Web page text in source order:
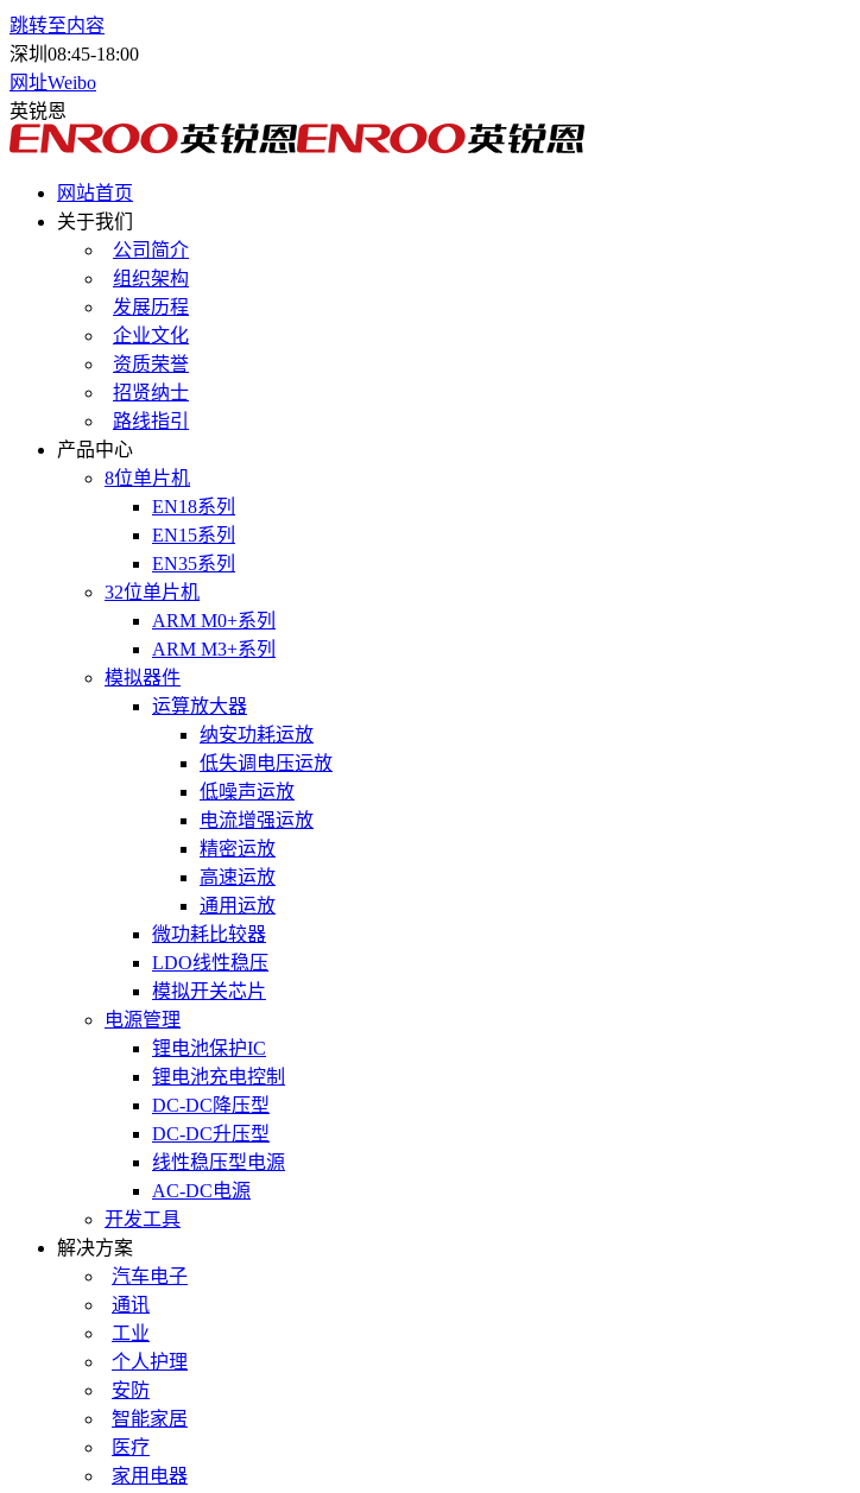
跳转至内容
深圳 08:45-18:00
网址Weibo
英锐恩
网站首页
关于我们
公司简介
组织架构
发展历程
企业文化
资质荣誉
招贤纳士
路线指引
产品中心
8位单片机
EN18系列
EN15系列
EN35系列
32位单片机
ARM M0+系列
ARM M3+系列
模拟器件
运算放大器
纳安功耗运放
低失调电压运放
低噪声运放
电流增强运放
精密运放
高速运放
通用运放
微功耗比较器
LDO线性稳压
模拟开关芯片
电源管理
锂电池保护IC
锂电池充电控制
DC-DC降压型
DC-DC升压型
线性稳压型电源
AC-DC电源
开发工具
解决方案
汽车电子
通讯
工业
个人护理
安防
智能家居
医疗
家用电器